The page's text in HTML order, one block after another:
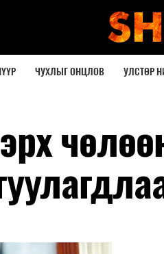
ЧУХЛЫГ ОНЦЛОВ УЛСТӨР